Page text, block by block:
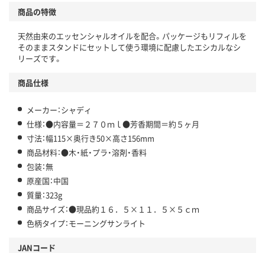
商品の特徴
天然由来のエッセンシャルオイルを配合。パッケージもリフィルを
そのままスタンドにセットして使う環境に配慮したエシカルなシ
リーズです。
商品仕様
メーカー：シャディ
仕様：●内容量＝２７０ｍｌ●芳香期間＝約５ヶ月
寸法：幅115×奥行き50×高さ156mm
商品材料：●木・紙・プラ・溶剤・香料
包装：無
原産国：中国
質量：323g
商品サイズ：●現品約１６．５×１１．５×５ｃｍ
色柄タイプ：モーニングサンライト
JANコード